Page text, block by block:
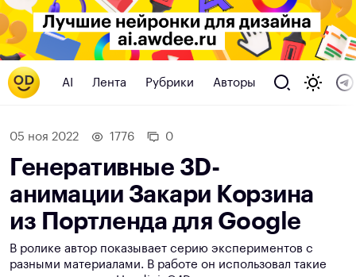
AI Лента Рубрики Авторы
05 ноя 2022 1776 0
Генеративные 3D-
анимации Закари Корзина
из Портленда для Google
В ролике автор показывает серию экспериментов с
разными материалами. В работе он использовал такие